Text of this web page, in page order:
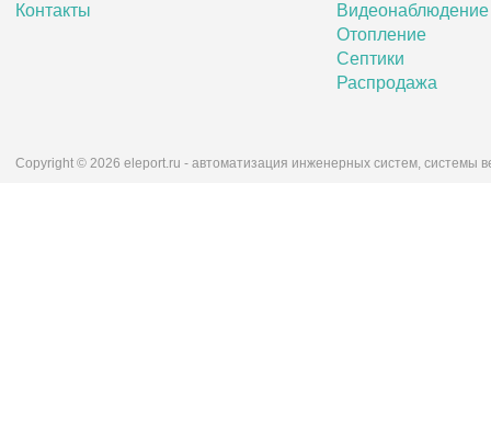
Контакты
Видеонаблюдение
Отопление
Септики
Распродажа
Copyright © 2026 eleport.ru - автоматизация инженерных систем, системы